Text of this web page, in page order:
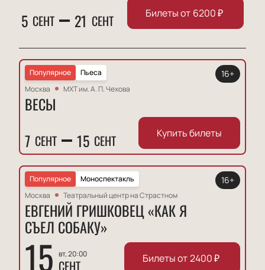
5 СЕНТ 21 СЕНТ Билеты от 6200₽
Пьеса
Популярное
Москва
МХТ им. А. П. Чехова
ВЕСЫ
7 СЕНТ 15 СЕНТ
16+
Купить билеты
Моноспектакль
Популярное
Москва
Театральный центр на Страстном
ЕВГЕНИЙ ГРИШКОВЕЦ «КАК Я
СЪЕЛ СОБАКУ»
15 вт, 20:00
СЕНТ
16+
Билеты от2400₽